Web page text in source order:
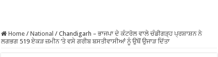
Home / National / Chandigarh – ਭਾਜਪਾ ਦੇ ਕੰਟਰੋਲ ਵਾਲੇ ਚੰਡੀਗੜ੍ਹ ਪ੍ਰਸ਼ਾਸ਼ਨ ਨੇ
ਲਗਭਗ 519 ਏਕੜ ਜ਼ਮੀਨ ’ਤੇ ਵਸੇ ਗਰੀਬ ਬਸਤੀਵਾਸੀਆਂ ਨੂੰ ਉਥੋਂ ਉਜਾੜ ਦਿੱਤਾ